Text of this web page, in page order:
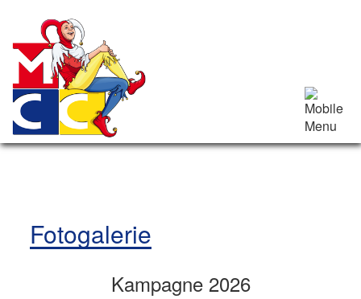
Fotogalerie
Kampagne 2026